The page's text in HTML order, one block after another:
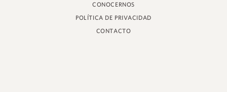
CONOCERNOS
POLÍTICA DE PRIVACIDAD
CONTACTO